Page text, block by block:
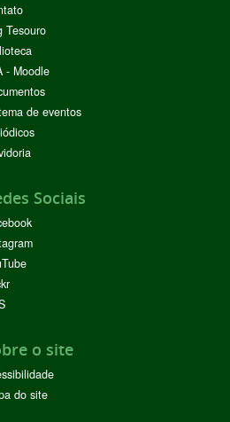
Tesouro
- Moodle
de eventos
Sociais
o site
do site